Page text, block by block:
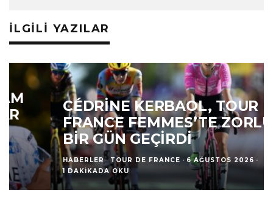
İLGILI YAZILAR
CÉDRINE KERBAOL, TOUR DE
FRANCE FEMMES’TE ZORLU
BIR GÜN GEÇIRDI
HABERLER TOUR DE FRANCE · 6 AĞUSTOS 2026 ·
1 DAKIKADA OKU